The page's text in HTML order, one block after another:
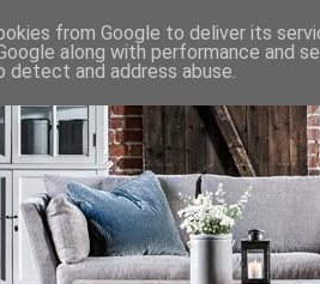
from Google to deliver its
along with performance and
and address abuse.